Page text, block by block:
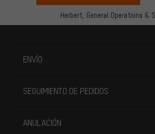
Herbert, General Operations &
ENVÍO
SEGUIMIENTO DE PEDIDOS
ANULACIÓN